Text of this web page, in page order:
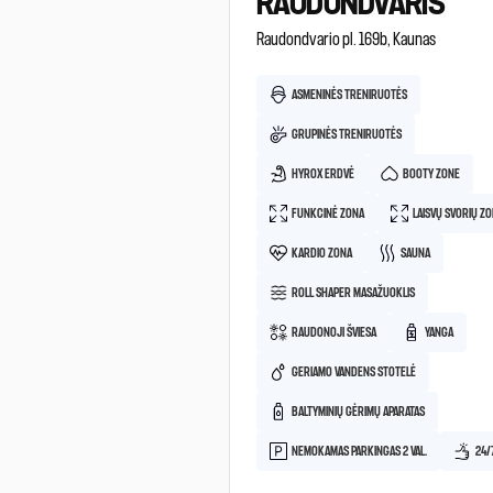
Raudondvario pl. 169b, Kaunas
ASMENINĖS TRENIRUOTĖS
GRUPINĖS TRENIRUOTĖS
HYROX ERDVĖ BOOTY ZONE
FUNKCINĖ ZONA LAISVŲ SVORIŲ
KARDIO ZONA SAUNA
ROLL SHAPER MASAŽUOKLIS
RAUDONOJI ŠVIESA YANGA
GERIAMO VANDENS STOTELĖ
BALTYMINIŲ GĖRIMŲ APARATAS
NEMOKAMAS PARKINGAS 2 VAL. 24/